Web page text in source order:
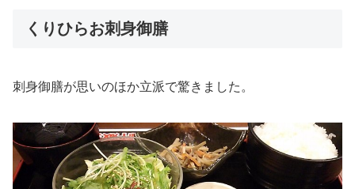
くりひらお刺身御膳
刺身御膳が思いのほか立派で驚きました。